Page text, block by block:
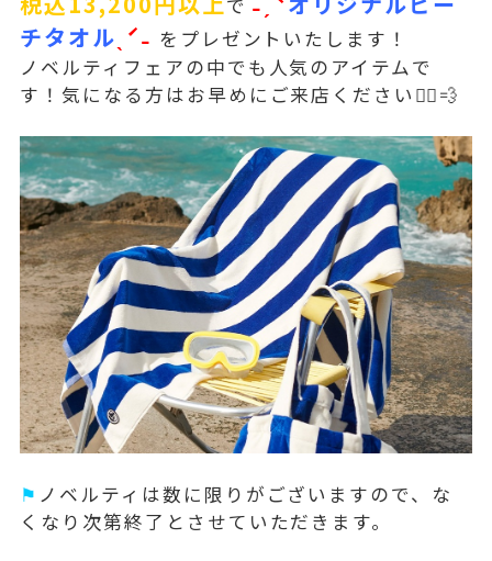
で
チタオル ˎˊ˗ をプレゼントいたします！
ノベルティフェアの中でも人気のアイテムで
す！気になる方はお早めにご来店ください🏃‍♀️💨
⚑ ノベルティは数に限りがございますので、な
くなり次第終了とさせていただきます。